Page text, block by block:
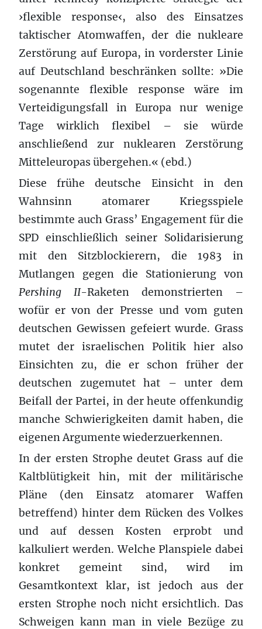
›flexible response‹, also des Einsatzes
taktischer Atomwaffen, der die nukleare
Zerstörung auf Europa, in vorderster Linie
auf Deutschland beschränken sollte: »Die
sogenannte flexible response wäre im
Verteidigungsfall in Europa nur wenige
Tage wirklich flexibel – sie würde
anschließend zur nuklearen Zerstörung
Mitteleuropas übergehen.« (ebd.)
Diese frühe deutsche Einsicht in den
Wahnsinn atomarer Kriegsspiele
bestimmte auch Grass’ Engagement für die
SPD einschließlich seiner Solidarisierung
mit den Sitzblockierern, die 1983 in
Mutlangen gegen die Stationierung von
Pershing II-Raketen demonstrierten –
wofür er von der Presse und vom guten
deutschen Gewissen gefeiert wurde. Grass
mutet der israelischen Politik hier also
Einsichten zu, die er schon früher der
deutschen zugemutet hat – unter dem
Beifall der Partei, in der heute offenkundig
manche Schwierigkeiten damit haben, die
eigenen Argumente wiederzuerkennen.
In der ersten Strophe deutet Grass auf die
Kaltblütigkeit hin, mit der militärische
Pläne (den Einsatz atomarer Waffen
betreffend) hinter dem Rücken des Volkes
und auf dessen Kosten erprobt und
kalkuliert werden. Welche Planspiele dabei
konkret gemeint sind, wird im
Gesamtkontext klar, ist jedoch aus der
ersten Strophe noch nicht ersichtlich. Das
Schweigen kann man in viele Bezüge zu